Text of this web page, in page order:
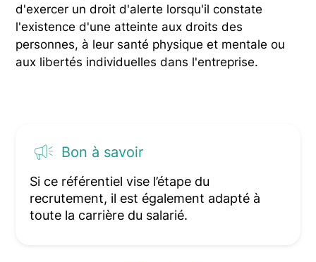
d'exercer un droit d'alerte lorsqu'il constate
l'existence d'une atteinte aux droits des
personnes, à leur santé physique et mentale ou
aux libertés individuelles dans l'entreprise.
Bon à savoir
Si ce référentiel vise l’étape du
recrutement, il est également adapté à
toute la carrière du salarié.